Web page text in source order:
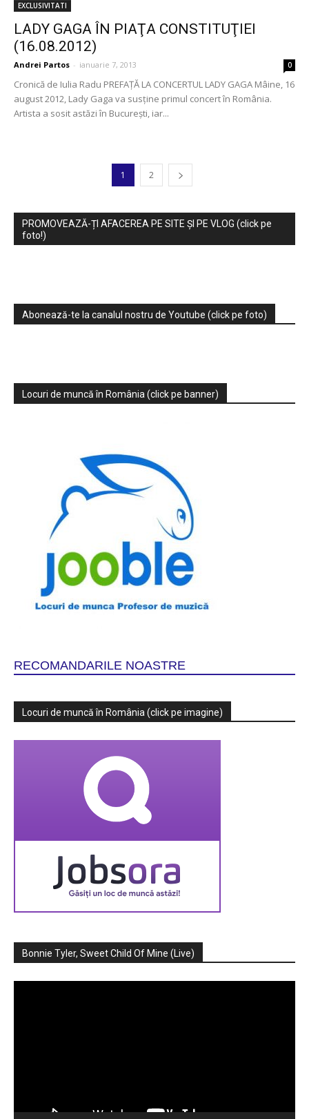
EXCLUSIVITATI
LADY GAGA ÎN PIAŢA CONSTITUŢIEI
(16.08.2012)
Andrei Partos - ianuarie 7, 2013 0
Cronică de Iulia Radu PREFAŢĂ LA CONCERTUL LADY GAGA Mâine, 16
august 2012, Lady Gaga va susţine primul concert în România.
Artista a sosit astăzi în Bucureşti, iar...
1 2
PROMOVEAZĂ-ȚI AFACEREA PE SITE ȘI PE VLOG (click pe
foto!)
Abonează-te la canalul nostru de Youtube (click pe foto)
Locuri de muncă în România (click pe banner)
RECOMANDARILE NOASTRE
Locuri de muncă în România (click pe imagine)
Bonnie Tyler, Sweet Child Of Mine (Live)